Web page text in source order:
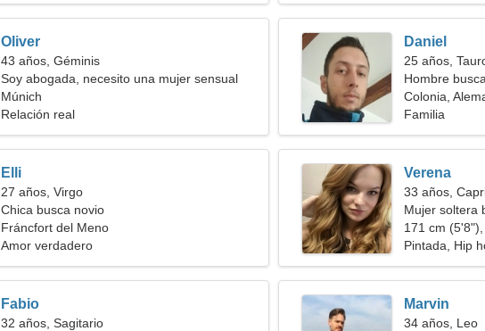
Oliver
43 años, Géminis
Soy abogada, necesito una mujer sensual
Múnich
Relación real
Daniel
25 años,
Hombre
Colonia,
Familia
Elli
27 años, Virgo
Chica busca novio
Fráncfort del Meno
Amor verdadero
Verena
33 años,
Mujer soltera
171 cm
Pintada, Hip
Fabio
32 años, Sagitario
Marvin
34 años, Leo